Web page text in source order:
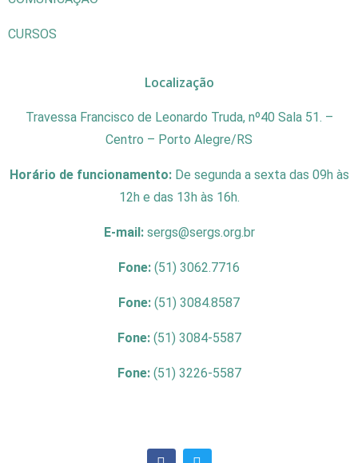
CURSOS
Localização
Travessa Francisco de Leonardo Truda, nº40 Sala 51. –
Centro – Porto Alegre/RS
Horário de funcionamento: De segunda a sexta das 09h às
12h e das 13h às 16h.
E-mail: sergs@sergs.org.br
Fone: (51) 3062.7716
Fone: (51) 3084.8587
Fone: (51) 3084-5587
Fone: (51) 3226-5587